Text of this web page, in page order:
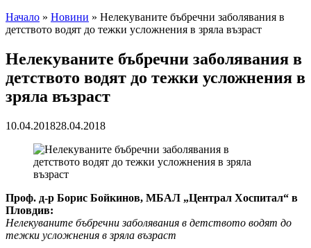
Начало » Новини » Нелекуваните бъбречни заболявания в
детството водят до тежки усложнения в зряла възраст
Нелекуваните бъбречни заболявания в
детството водят до тежки усложнения в
зряла възраст
10.04.201828.04.2018
Проф. д-р Борис Бойкинов, МБАЛ „Централ Хоспитал“ в
Пловдив:
Нелекуваните бъбречни заболявания в детството водят до
тежки усложнения в зряла възраст